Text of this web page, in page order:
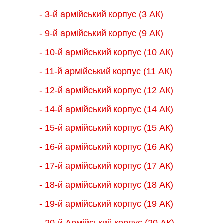
- 3-й армійський корпус (3 АК)
- 9-й армійський корпус (9 АК)
- 10-й армійський корпус (10 АК)
- 11-й армійський корпус (11 АК)
- 12-й армійський корпус (12 АК)
- 14-й армійський корпус (14 АК)
- 15-й армійський корпус (15 АК)
- 16-й армійський корпус (16 АК)
- 17-й армійський корпус (17 АК)
- 18-й армійський корпус (18 AК)
- 19-й армійський корпус (19 АК)